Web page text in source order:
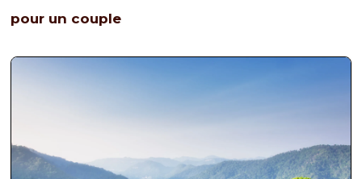
pour un couple